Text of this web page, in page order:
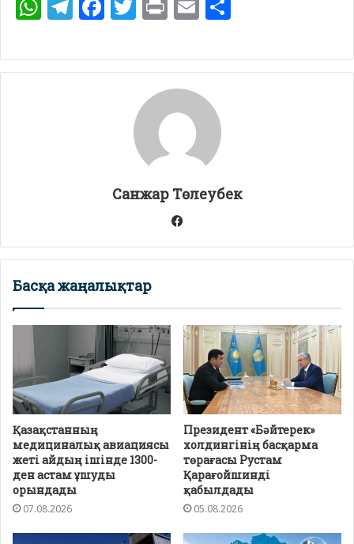
W
at
s
T
e
gr
F
e
b
T
itt
er
Pr
t
E
ai
l
ar
e
Санжар Төлеубек
Facebook
Басқа жаңалықтар
Қазақстанның
медициналық авиациясы
жеті айдың ішінде 1300-
ден астам ұшуды
орындады
07.08.2026
Президент «Бәйтерек»
холдингінің басқарма
төрағасы Рустам
Қарағойшинді
қабылдады
05.08.2026